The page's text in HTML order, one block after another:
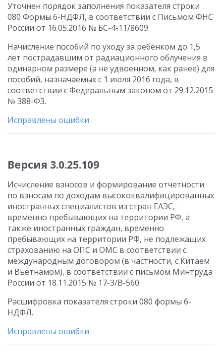
Уточнен порядок заполнения показателя строки
080 Формы 6-НДФЛ, в соответствии с Письмом ФНС
России от 16.05.2016 № БС-4-11/8609.
Начисление пособий по уходу за ребенком до 1,5
лет пострадавшим от радиационного облучения в
одинарном размере (а не удвоенном, как ранее) для
пособий, назначаемых с 1 июля 2016 года, в
соответствии с Федеральным законом от 29.12.2015
№ 388-ФЗ.
Исправлены ошибки
Версия 3.0.25.109
Исчисление взносов и формирование отчетности
по взносам по доходам высококвалифицированных
иностранных специалистов из стран ЕАЭС,
временно пребывающих на территории РФ, а
также иностранных граждан, временно
пребывающих на территории РФ, не подлежащих
страхованию на ОПС и ОМС в соответствии с
международным договором (в частности, с Китаем
и Вьетнамом), в соответствии с письмом Минтруда
России от 18.11.2015 № 17-3/В-560.
Расшифровка показателя строки 080 формы 6-
НДФЛ.
Исправлены ошибки